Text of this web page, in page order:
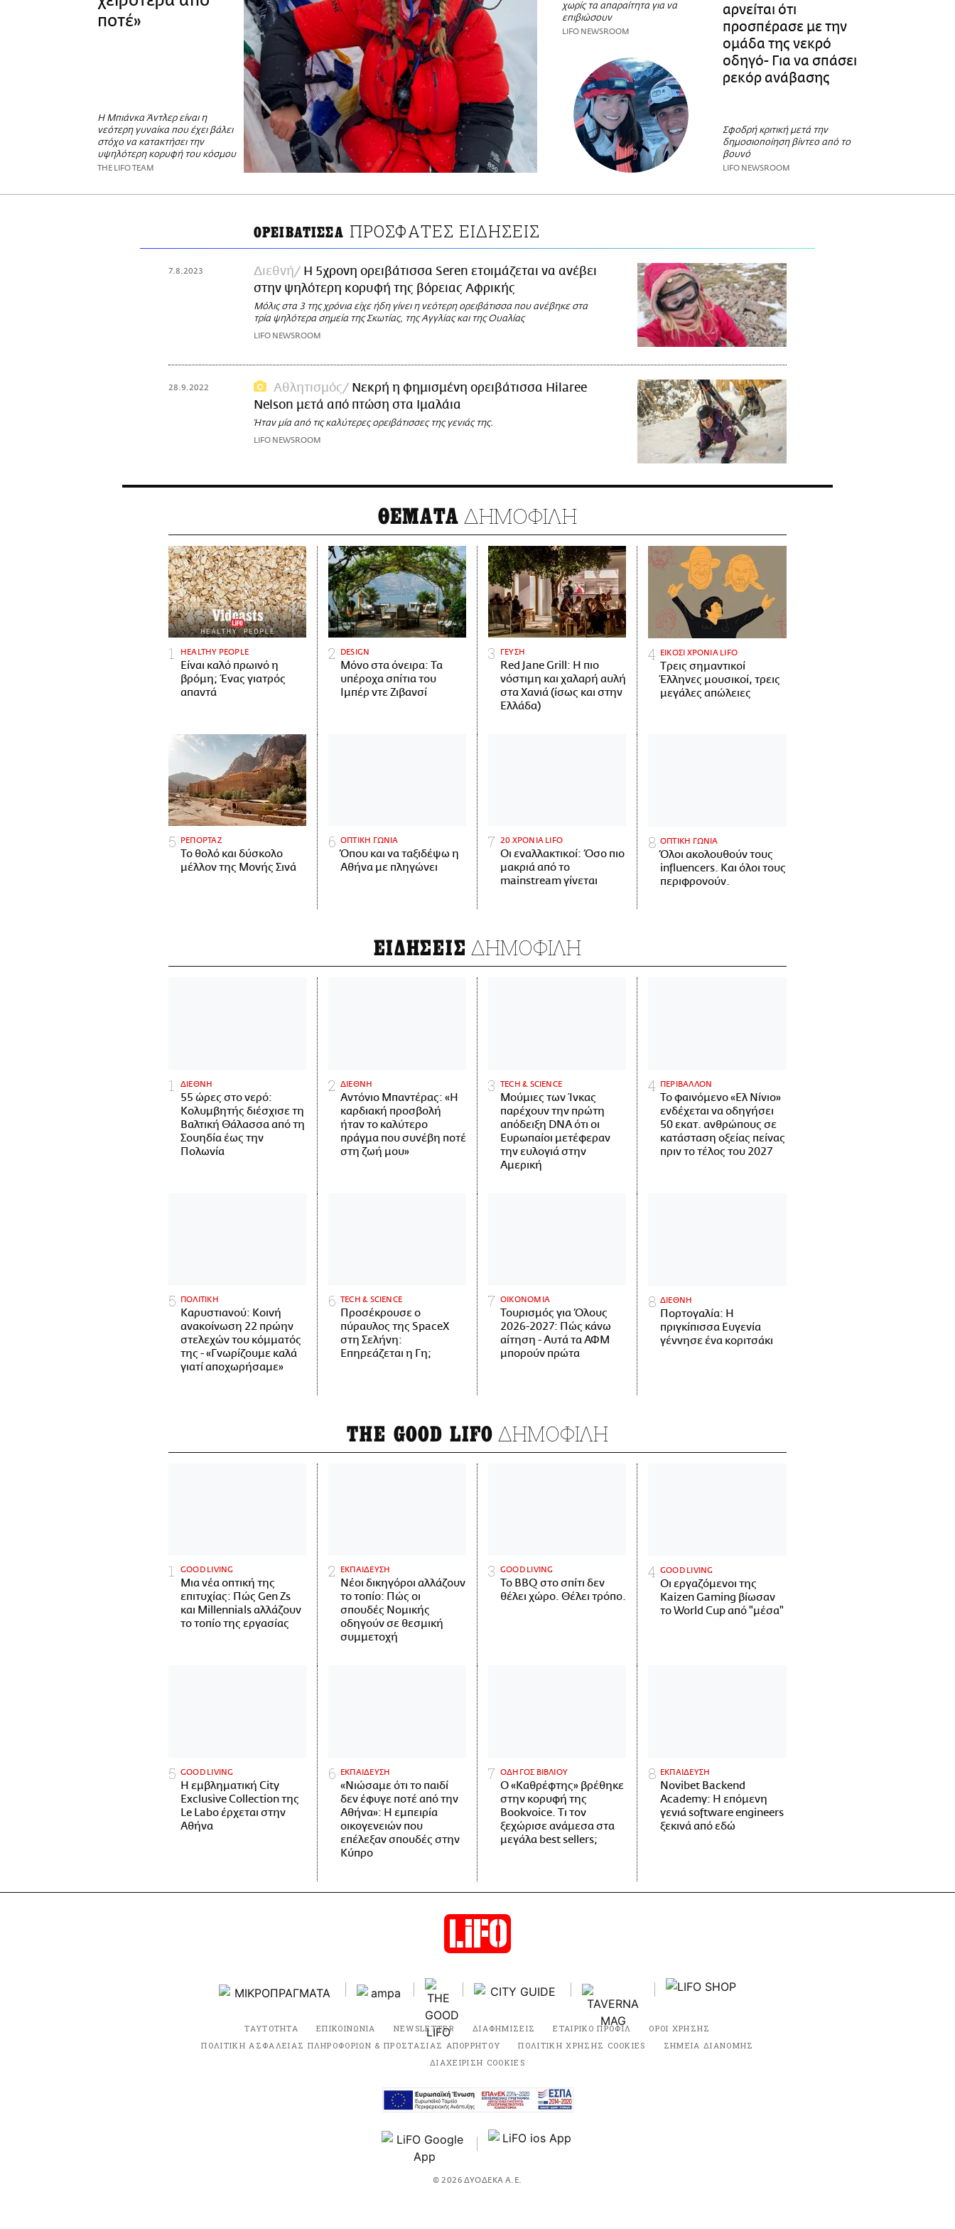
ποτέ»
Η Μπιάνκα Άντλερ είναι η
νεότερη γυναίκα που έχει βάλει
στόχο να κατακτήσει την
υψηλότερη κορυφή του κόσμου
THE LIFO TEAM
χωρίς τα απαραίτητα για να
επιβιώσουν
LIFO NEWSROOM
αρνείται ότι
προσπέρασε με την
ομάδα της νεκρό
οδηγό- Για να σπάσει
ρεκόρ ανάβασης
Σφοδρή κριτική μετά την
δημοσιοποίηση βίντεο από το
βουνό
LIFO NEWSROOM
ΟΡΕΙΒΑΤΙΣΣΑ ΠΡΟΣΦΑΤΕΣ ΕΙΔΗΣΕΙΣ
7.8.2023 Διεθνή
Η 5χρονη ορειβάτισσα Seren ετοιμάζεται να ανέβει
στην ψηλότερη κορυφή της βόρειας Αφρικής
Μόλις στα 3 της χρόνια είχε ήδη γίνει η νεότερη ορειβάτισσα που ανέβηκε στα
τρία ψηλότερα σημεία της Σκωτίας, της Αγγλίας και της Ουαλίας
LIFO NEWSROOM
28.9.2022 Αθλητισμός
Νεκρή η φημισμένη ορειβάτισσα Hilaree
Nelson μετά από πτώση στα Ιμαλάια
Ήταν μία από τις καλύτερες ορειβάτισσες της γενιάς της.
LIFO NEWSROOM
ΘΕΜΑΤΑ ΔΗΜΟΦΙΛΗ
HEALTHY PEOPLE
Είναι καλό πρωινό η
βρόμη; Ένας γιατρός
απαντά
DESIGN
Μόνο στα όνειρα: Τα
υπέροχα σπίτια του
Ιμπέρ ντε Ζιβανσί
ΓΕΥΣΗ
Red Jane Grill: Η πιο
νόστιμη και χαλαρή αυλή
στα Χανιά (ίσως και στην
Ελλάδα)
ΕΙΚΟΣΙ ΧΡΟΝΙΑ LIFO
Tρεις σημαντικοί
Έλληνες μουσικοί, τρεις
μεγάλες απώλειες
ΡΕΠΟΡΤΑΖ
Το θολό και δύσκολο
μέλλον της Μονής Σινά
ΟΠΤΙΚΗ ΓΩΝΙΑ
Όπου και να ταξιδέψω η
Αθήνα με πληγώνει
20 ΧΡΟΝΙΑ LIFO
Οι εναλλακτικοί: Όσο πιο
μακριά από το
mainstream γίνεται
ΟΠΤΙΚΗ ΓΩΝΙΑ
Όλοι ακολουθούν τους
influencers. Και όλοι τους
περιφρονούν.
ΕΙΔΗΣΕΙΣ ΔΗΜΟΦΙΛΗ
ΔΙΕΘΝΗ
55 ώρες στο νερό:
Κολυμβητής διέσχισε τη
Βαλτική Θάλασσα από τη
Σουηδία έως την
Πολωνία
ΔΙΕΘΝΗ
Αντόνιο Μπαντέρας: «Η
καρδιακή προσβολή
ήταν το καλύτερο
πράγμα που συνέβη ποτέ
στη ζωή μου»
ΤECH & SCIENCE
Μούμιες των Ίνκας
παρέχουν την πρώτη
απόδειξη DNA ότι οι
Ευρωπαίοι μετέφεραν
την ευλογιά στην
Αμερική
ΠΕΡΙΒΑΛΛΟΝ
Το φαινόμενο «Ελ Νίνιο»
ενδέχεται να οδηγήσει
50 εκατ. ανθρώπους σε
κατάσταση οξείας πείνας
πριν το τέλος του 2027
ΠΟΛΙΤΙΚΗ
Καρυστιανού: Κοινή
ανακοίνωση 22 πρώην
στελεχών του κόμματός
της - «Γνωρίζουμε καλά
γιατί αποχωρήσαμε»
ΤECH & SCIENCE
Προσέκρουσε ο
πύραυλος της SpaceX
στη Σελήνη:
Επηρεάζεται η Γη;
ΟΙΚΟΝΟΜΙΑ
Τουρισμός για Όλους
2026-2027: Πώς κάνω
αίτηση - Αυτά τα ΑΦΜ
μπορούν πρώτα
ΔΙΕΘΝΗ
Πορτογαλία: Η
πριγκίπισσα Ευγενία
γέννησε ένα κοριτσάκι
THE GOOD LIFO ΔΗΜΟΦΙΛΗ
GOOD LIVING
Μια νέα οπτική της
επιτυχίας: Πώς Gen Zs
και Millennials αλλάζουν
το τοπίο της εργασίας
ΕΚΠΑΙΔΕΥΣΗ
Νέοι δικηγόροι αλλάζουν
το τοπίο: Πώς οι
σπουδές Νομικής
οδηγούν σε θεσμική
συμμετοχή
GOOD LIVING
Το BBQ στο σπίτι δεν
θέλει χώρο. Θέλει τρόπο.
GOOD LIVING
Οι εργαζόμενοι της
Kaizen Gaming βίωσαν
το World Cup από "μέσα"
GOOD LIVING
Η εμβληματική City
Exclusive Collection της
Le Labo έρχεται στην
Αθήνα
ΕΚΠΑΙΔΕΥΣΗ
«Νιώσαμε ότι το παιδί
δεν έφυγε ποτέ από την
Αθήνα»: Η εμπειρία
οικογενειών που
επέλεξαν σπουδές στην
Κύπρο
ΟΔΗΓΟΣ ΒΙΒΛΙΟΥ
Ο «Καθρέφτης» βρέθηκε
στην κορυφή της
Bookvoice. Τι τον
ξεχώρισε ανάμεσα στα
μεγάλα best sellers;
ΕΚΠΑΙΔΕΥΣΗ
Novibet Backend
Academy: Η επόμενη
γενιά software engineers
ξεκινά από εδώ
ΤΑΥΤΟΤΗΤΑ ΕΠΙΚΟΙΝΩΝΙΑ NEWSLETTER ΔΙΑΦΗΜΙΣΕΙΣ ΕΤΑΙΡΙΚΟ ΠΡΟΦΙΛ
ΟΡΟΙ ΧΡΗΣΗΣ
ΠΟΛΙΤΙΚΗ ΑΣΦΑΛΕΙΑΣ ΠΛΗΡΟΦΟΡΙΩΝ & ΠΡΟΣΤΑΣΙΑΣ ΑΠΟΡΡΗΤΟΥ
ΠΟΛΙΤΙΚΗ ΧΡΗΣΗΣ COOKIES
ΣΗΜΕΙΑ ΔΙΑΝΟΜΗΣ
ΔΙΑΧΕΙΡΙΣΗ COOKIES
© 2026 ΔΥΟΔΕΚΑ Α.Ε.